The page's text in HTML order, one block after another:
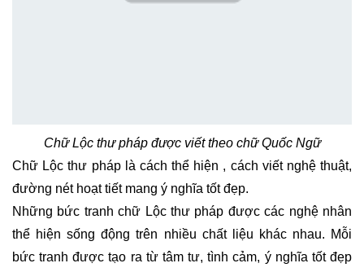
Chữ Lộc thư pháp được viết theo chữ Quốc Ngữ
Chữ Lộc thư pháp là cách thể hiện , cách viết nghệ thuật,
đường nét hoạt tiết mang ý nghĩa tốt đẹp.
Những bức tranh chữ Lộc thư pháp được các nghệ nhân
thể hiện sống động trên nhiều chất liệu khác nhau. Mỗi
bức tranh được tạo ra từ tâm tư, tình cảm, ý nghĩa tốt đẹp